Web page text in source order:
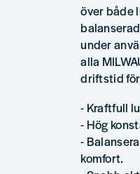
över både
under
alla
driftstid
- Kraftfull
- Hög
-
komfort.